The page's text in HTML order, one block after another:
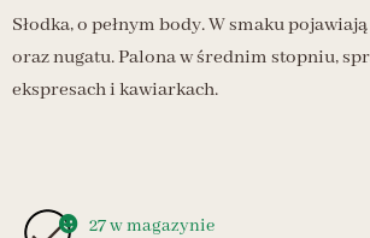
Słodka, o pełnym body. W smaku
oraz nugatu. Palona w średnim stopniu,
ekspresach i kawiarkach.
27 w magazynie